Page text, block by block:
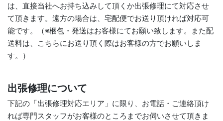
は、直接当社へお持ち込みして頂くか出張修理にて対応させ
て頂きます。遠方の場合は、宅配便でお送り頂ければ対応可
能です。（※梱包・発送はお客様にてお願い致します。また配
送料は、こちらにお送り頂く際はお客様の方でお願いしま
す。）
出張修理について
下記の「出張修理対応エリア」に限り、お電話・ご連絡頂け
れば専門スタッフがお客様のところまでお伺いさせて頂きま